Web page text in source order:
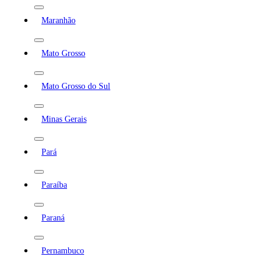
Maranhão
Mato Grosso
Mato Grosso do Sul
Minas Gerais
Pará
Paraíba
Paraná
Pernambuco